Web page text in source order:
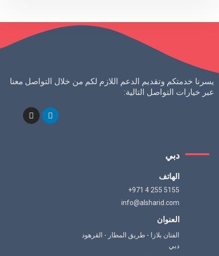
يسرنا خدمتكم وتقديم الدعم اللازم لكم من خلال التواصل معنا
عبر خيارات التواصل التالية:
دبي
الهاتف
+971 4 255 5155
info@alsharid.com
العنوان
الفتان بلازا - طريق المطار - القرهود
دبي